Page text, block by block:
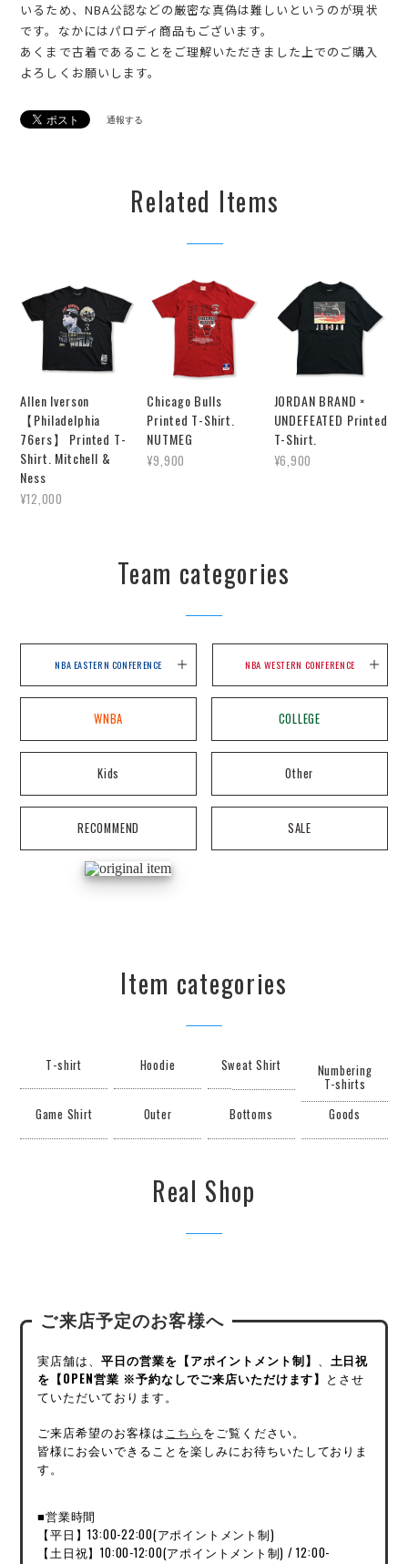
いるため、NBA公認などの厳密な真偽は難しいというのが現状
です。なかにはパロディ商品もございます。
あくまで古着であることをご理解いただきました上でのご購入
よろしくお願いします。
通報する
Related Items
Allen Iverson
【Philadelphia
76ers】 Printed T-
Shirt. Mitchell &
Ness
¥12,000
Chicago Bulls
Printed T-Shirt.
NUTMEG
¥9,900
JORDAN BRAND ×
UNDEFEATED Printed
T-Shirt.
¥6,900
Team categories
NBA EASTERN CONFERENCE NBA WESTERN CONFERENCE
WNBA COLLEGE
Kids Other
RECOMMEND SALE
Item categories
T-shirt Hoodie Sweat Shirt Numbering
T-shirts
Game Shirt
Outer Bottoms Goods
Real Shop
ご来店予定のお客様へ
実店舗は、平日の営業を【アポイントメント制】 、 土日祝
を【OPEN営業 ※予約なしでご来店いただけます】 とさせ
ていただいております。
ご来店希望のお客様はこちら をご覧ください。
皆様にお会いできることを楽しみにお待ちいたしておりま
す。
■営業時間
【平日】13:00-22:00(アポイントメント制)
【土日祝】10:00-12:00(アポイントメント制) / 12:00-